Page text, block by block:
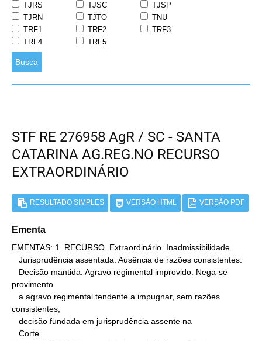
TJRS
TJSC
TJSP
TJRN
TJTO
TNU
TRF1
TRF2
TRF3
TRF4
TRF5
Busca
STF RE 276958 AgR / SC - SANTA
CATARINA AG.REG.NO RECURSO
EXTRAORDINÁRIO
RESULTADO SIMPLES VERSÃO HTML VERSÃO PDF
Ementa
EMENTAS: 1. RECURSO. Extraordinário. Inadmissibilidade.
provimento
consistentes,